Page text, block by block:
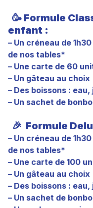
🥳 Formule
enfant :
– Un créneau de
de nos tables*
– Une carte de 60
– Un gâteau au choix
– Des boissons :
– Un sachet de
🎉 Formule
– Un créneau de
de nos tables*
– Une carte de 100
– Un gâteau au choix
– Des boissons :
– Un sachet de